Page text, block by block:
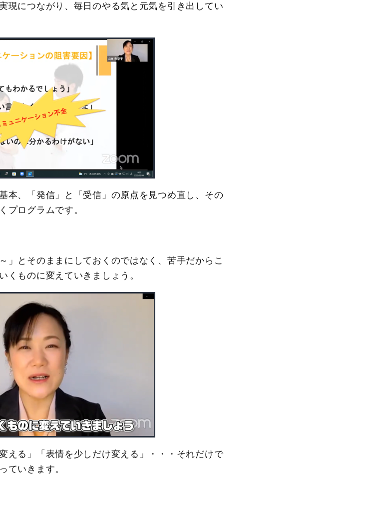
現につながり、毎日のやる気と元気を引き出してい
本、「発信」と「受信」の原点を見つめ直し、その
プログラムです。
」とそのままにしておくのではなく、苦手だからこ
くものに変えていきましょう。
える」「表情を少しだけ変える」・・・それだけで
ていきます。